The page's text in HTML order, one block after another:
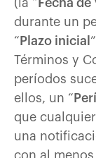
(la “ Fecha
durante un
“ Plazo inicial
Términos y
períodos
ellos, un “
que
una
con al